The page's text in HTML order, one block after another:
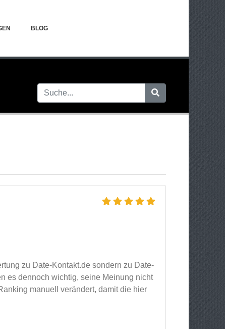
BLOG
zu Date-Kontakt.de sondern zu Date-
es dennoch wichtig, seine Meinung nicht
manuell verändert, damit die hier